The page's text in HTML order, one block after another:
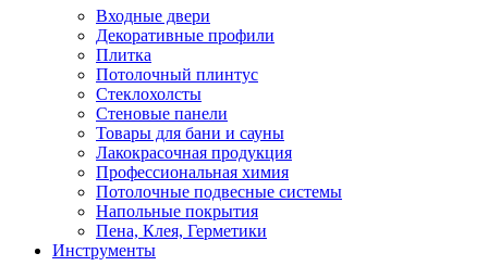
Входные двери
Декоративные профили
Плитка
Потолочный плинтус
Стеклохолсты
Стеновые панели
Товары для бани и сауны
Лакокрасочная продукция
Профессиональная химия
Потолочные подвесные системы
Напольные покрытия
Пена, Клея, Герметики
Инструменты